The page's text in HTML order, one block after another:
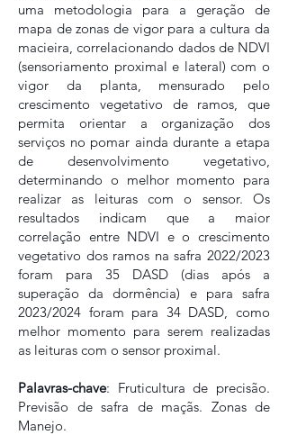
uma metodologia para a geração de
mapa de zonas de vigor para a cultura da
macieira, correlacionando dados de NDVI
(sensoriamento proximal e lateral) com o
vigor da planta, mensurado pelo
crescimento vegetativo de ramos, que
permita orientar a organização dos
serviços no pomar ainda durante a etapa
de desenvolvimento vegetativo,
determinando o melhor momento para
realizar as leituras com o sensor. Os
resultados indicam que a maior
correlação entre NDVI e o crescimento
vegetativo dos ramos na safra 2022/2023
foram para 35 DASD (dias após a
superação da dormência) e para safra
2023/2024 foram para 34 DASD, como
melhor momento para serem realizadas
as leituras com o sensor proximal.
Palavras-chave: Fruticultura de precisão.
Previsão de safra de maçãs. Zonas de
Manejo.